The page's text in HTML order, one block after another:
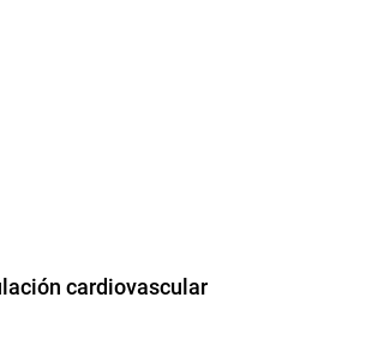
cardiovascular